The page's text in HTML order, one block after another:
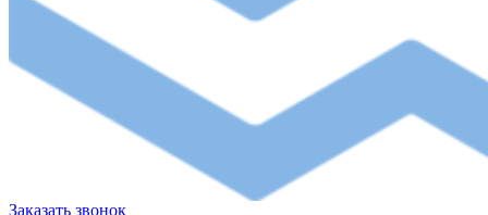
Заказать звонок